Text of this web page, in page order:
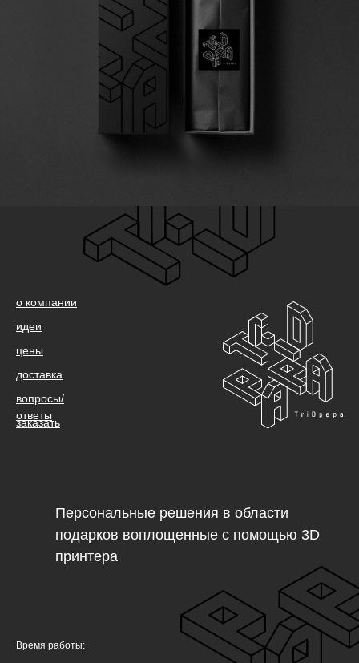
о компании
идеи
цены
Персональные решения в области
подарков воплощенные с помощью 3D
принтера
доставка
вопросы/
ответы
заказать
Время работы: